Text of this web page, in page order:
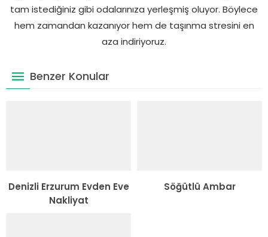
tam istediğiniz gibi odalarınıza yerleşmiş oluyor. Böylece
hem zamandan kazanıyor hem de taşınma stresini en
aza indiriyoruz.
Benzer Konular
Denizli Erzurum Evden Eve
Nakliyat
Söğütlü Ambar